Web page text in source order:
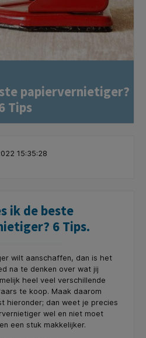
papiervernietiger?
Tips
15:35:28
ik de beste
6 Tips.
wilt aanschaffen, dan is het
na te denken over wat jij
heel veel verschillende
te koop. Maak daarom
hieronder; dan weet je precies
wel en niet moet
een stuk makkelijker.